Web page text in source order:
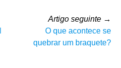
Artigo seguinte →
O que acontece se
quebrar um braquete?